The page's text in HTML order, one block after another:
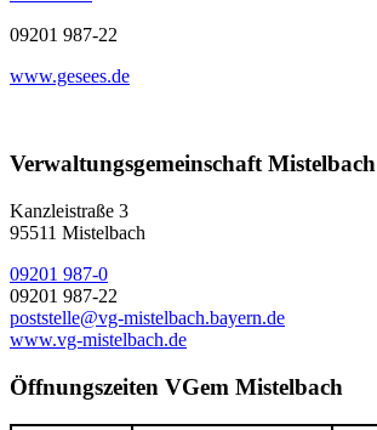
09201 987-22
www.gesees.de
Verwaltungsgemeinschaft Mistelbach
Kanzleistraße 3
95511 Mistelbach
09201 987-0
09201 987-22
poststelle@vg-mistelbach.bayern.de
www.vg-mistelbach.de
Öffnungszeiten VGem Mistelbach